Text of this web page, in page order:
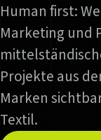
Human first:
Marketing und
Projekte aus
Marken
Textil.